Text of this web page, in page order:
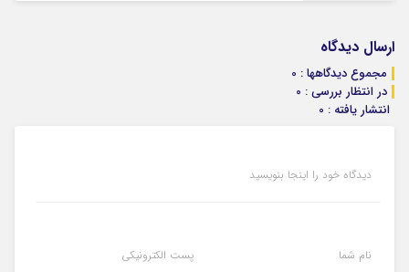
ارسال دیدگاه
مجموع دیدگاهها : 0
در انتظار بررسی : 0
انتشار یافته : 0
دیدگاه خود را اینجا بنویسید
نام شما پست الکترونیکی